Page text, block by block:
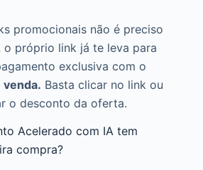
promocionais não é preciso
próprio link já te leva para
exclusiva com o
Basta clicar no link ou
o desconto da oferta.
Acelerado com IA tem
compra?